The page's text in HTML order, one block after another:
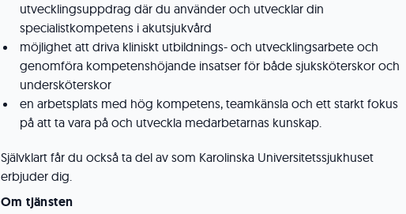
utvecklingsuppdrag där du använder och utvecklar din
specialistkompetens i akutsjukvård
möjlighet att driva kliniskt utbildnings- och utvecklingsarbete och
genomföra kompetenshöjande insatser för både sjuksköterskor och
undersköterskor
en arbetsplats med hög kompetens, teamkänsla och ett starkt fokus
på att ta vara på och utveckla medarbetarnas kunskap.
Självklart får du också ta del av som Karolinska Universitetssjukhuset
erbjuder dig.
Om tjänsten